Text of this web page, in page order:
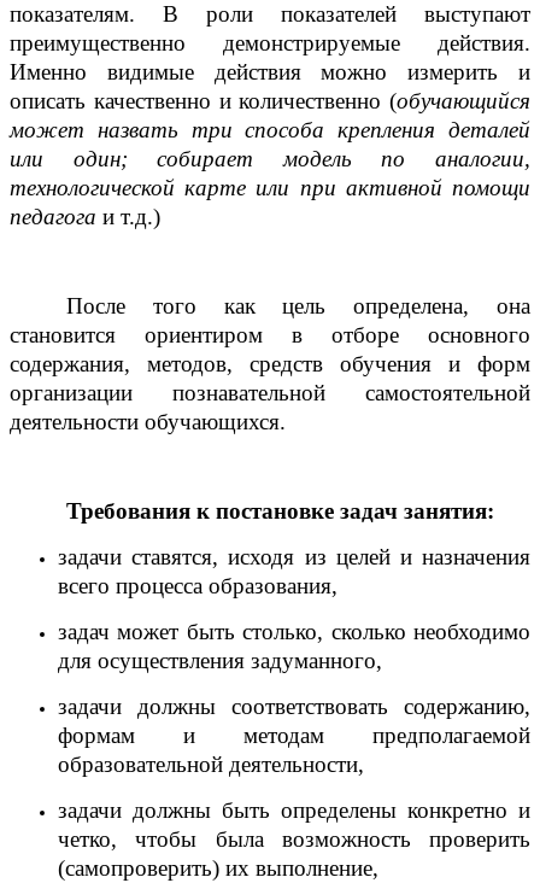
показателям. В роли показателей выступают
преимущественно демонстрируемые действия.
Именно видимые действия можно измерить и
описать качественно и количественно (обучающийся
может назвать три способа крепления деталей
или один; собирает модель по аналогии,
технологической карте или при активной помощи
педагога и т.д.)
После того как цель определена, она
становится ориентиром в отборе основного
содержания, методов, средств обучения и форм
организации познавательной самостоятельной
деятельности обучающихся.
Требования к постановке задач занятия:
задачи ставятся, исходя из целей и назначения
всего процесса образования,
задач может быть столько, сколько необходимо
для осуществления задуманного,
задачи должны соответствовать содержанию,
формам и методам предполагаемой
образовательной деятельности,
задачи должны быть определены конкретно и
четко, чтобы была возможность проверить
(самопроверить) их выполнение,